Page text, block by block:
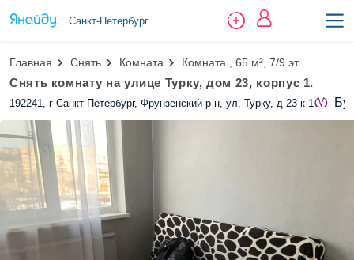
Санкт-Петербург
Главная Снять Комната Комната , 65 м², 7/9 эт.
Снять комнату на улице Турку, дом 23, корпус 1.
192241, г Санкт-Петербург, Фрунзенский р-н, ул. Турку, д 23 к 1